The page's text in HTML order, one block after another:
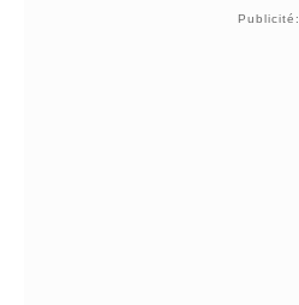
Publicité: